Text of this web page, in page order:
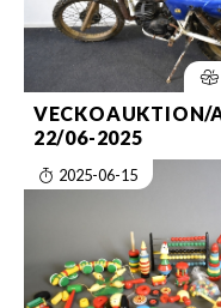
VECKOAUKTION/
22/06-2025
2025-06-15